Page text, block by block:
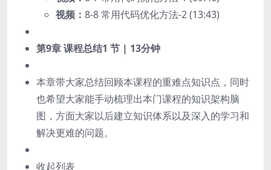
视频： 8-8 常用代码优化方法-2 (13:43)
第9章 课程总结1 节 | 13分钟
本章带大家总结回顾本课程的重难点知识点，同时
也希望大家能手动梳理出本门课程的知识架构脑
图，方面大家以后建立知识体系以及深入的学习和
解决更难的问题。
收起列表